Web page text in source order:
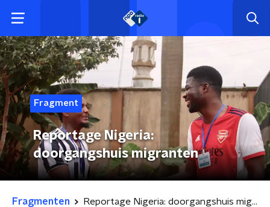
Fragment
Reportage Nigeria:
doorgangshuis migranten
Fragmenten Reportage Nigeria: doorgangshuis migranten